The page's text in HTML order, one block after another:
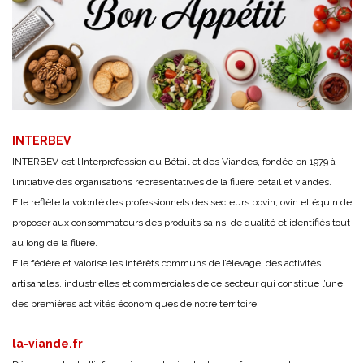
INTERBEV
INTERBEV est l’Interprofession du Bétail et des Viandes, fondée en 1979 à
l’initiative des organisations représentatives de la filière bétail et viandes.
Elle reflète la volonté des professionnels des secteurs bovin, ovin et équin de
proposer aux consommateurs des produits sains, de qualité et identifiés tout
au long de la filière.
Elle fédère et valorise les intérêts communs de l’élevage, des activités
artisanales, industrielles et commerciales de ce secteur qui constitue l’une
des premières activités économiques de notre territoire
la-viande.fr